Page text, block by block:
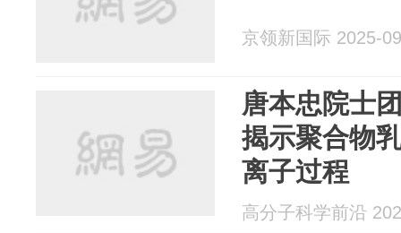
京领新国际 2025-
唐本忠院士
揭示聚合物
离子过程
高分子科学前沿